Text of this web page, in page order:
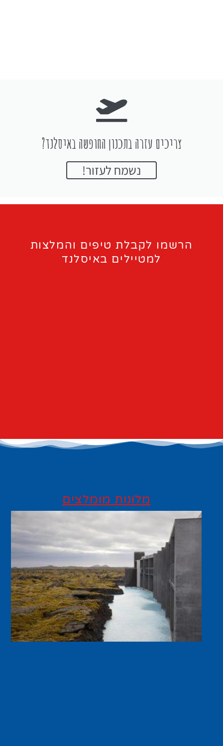
צריכים עזרה בתכנון החופשה באיסלנד?
נשמח לעזור!
הרשמו לקבלת טיפים והמלצות
למטיילים באיסלנד
מלונות מומלצים